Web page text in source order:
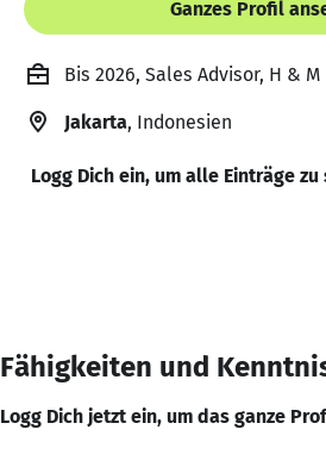
Ganzes Profil
Bis 2026, Sales Advisor, H &
Jakarta, Indonesien
Logg Dich ein, um alle Einträge zu
Fähigkeiten und
Logg Dich jetzt ein, um das ganze